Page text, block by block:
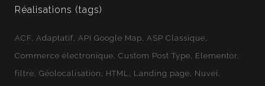
Réalisations (tags)
ACF Adaptatif API Google Map ASP Classique
Commerce électronique Custom Post Type
Elementor
filtre Géolocalisation HTML Landing page
Nuvei